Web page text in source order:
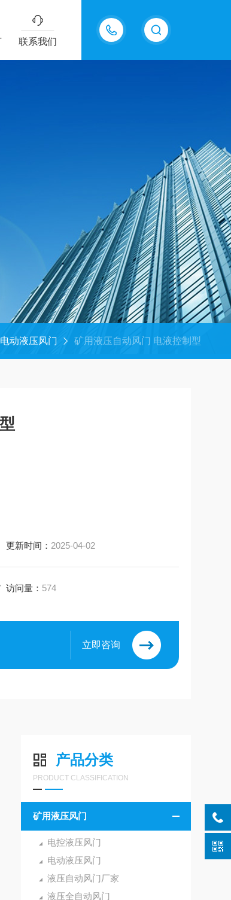
18605483306
联系我们
电动液压风门 矿用液压自动风门 电液控制型
更新时间： 2025-04-02
访问量： 574
立即咨询
产品分类
PRODUCT CLASSIFICATION
矿用液压风门
电控液压风门
电动液压风门
液压自动风门厂家
液压全自动风门